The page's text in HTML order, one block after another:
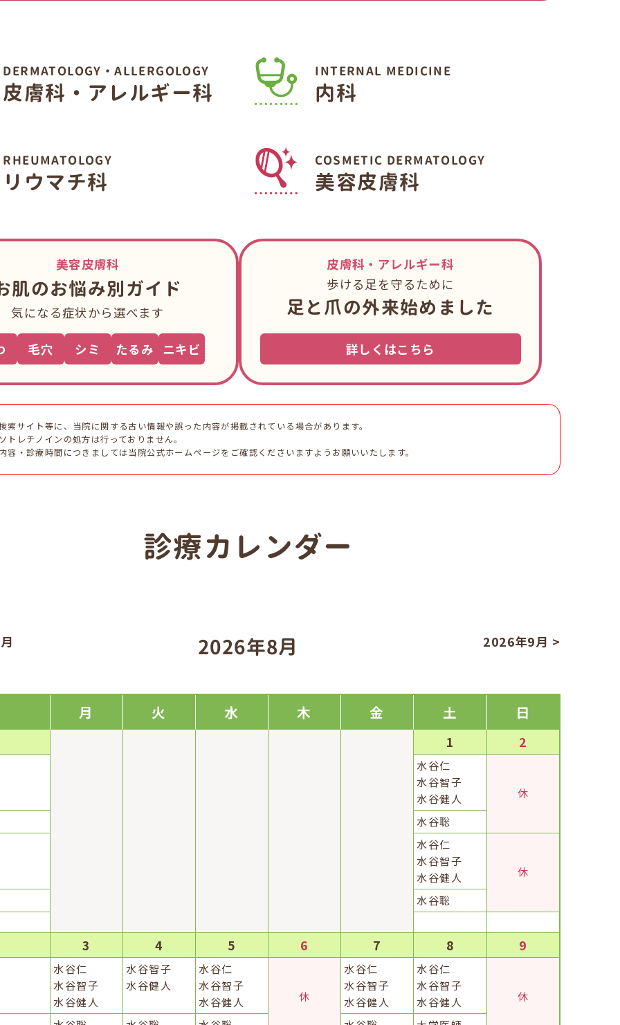
DERMATOLOGY・ALLERGOLOGY
皮膚科・アレルギー科
INTERNAL MEDICINE
内科
RHEUMATOLOGY
リウマチ科
COSMETIC DERMATOLOGY
美容皮膚科
美容皮膚科
肌のお悩み別ガイド
気になる症状から選べます
毛穴 シミ たるみ ニキビ
皮膚科・アレルギー科
歩ける足を守るために
足と爪の外来始めました
詳しくはこちら
索サイト等に、当院に関する古い情報や誤った内容が掲載されている場合があります。
トレチノインの処方は行っておりません。
容・診療時間につきましては当院公式ホームページをご確認くださいますようお願いいたします。
診療カレンダー
2026年8月 2026年9月 >
月 火 水 木 金 土 日
1 2
水谷仁
水谷智子
水谷健人
休
水谷聡
水谷仁
水谷智子
水谷健人
休
水谷聡
3 4 5 6 7 8 9
水谷仁
水谷智子
水谷健人
水谷智子
水谷健人
水谷仁
水谷智子
水谷健人 休
水谷仁
水谷智子
水谷健人
水谷仁
水谷智子
水谷健人
休